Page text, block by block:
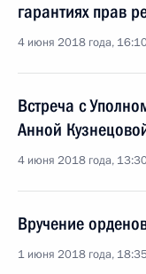
гарантиях прав
4 июня 2018 года,
Встреча с
Анной
4 июня 2018 года,
Вручение
1 июня 2018 года, 18:35